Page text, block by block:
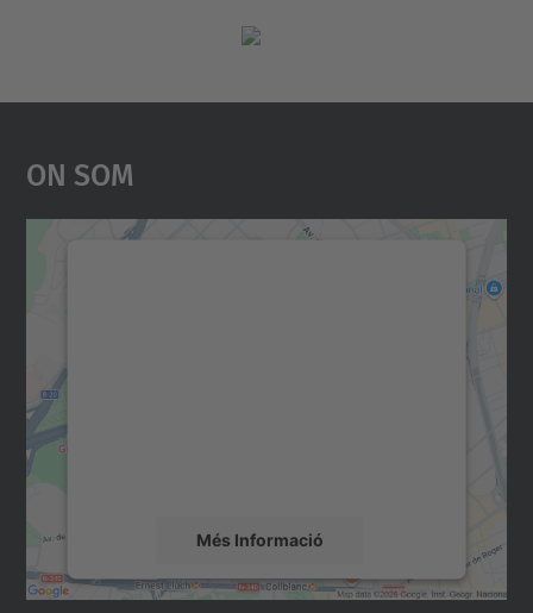
On Som
Més Informació
Accepta